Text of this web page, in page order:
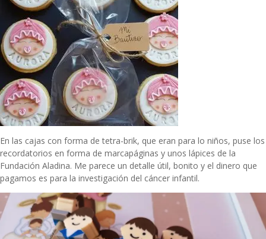
En las cajas con forma de tetra-brik, que eran para lo niños, puse los
recordatorios en forma de marcapáginas y unos lápices de la
Fundación Aladina. Me parece un detalle útil, bonito y el dinero que
pagamos es para la investigación del cáncer infantil.